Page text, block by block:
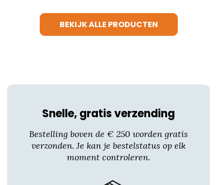
variaties.
op
productpagina
BEKIJK ALLE PRODUCTEN
Snelle, gratis verzending
Bestelling boven de € 250 worden gratis
verzonden. Je kan je bestelstatus op elk
moment controleren.